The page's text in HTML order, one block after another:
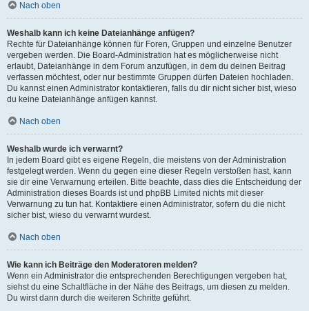
Nach oben
Weshalb kann ich keine Dateianhänge anfügen?
Rechte für Dateianhänge können für Foren, Gruppen und einzelne Benutzer
vergeben werden. Die Board-Administration hat es möglicherweise nicht
erlaubt, Dateianhänge in dem Forum anzufügen, in dem du deinen Beitrag
verfassen möchtest, oder nur bestimmte Gruppen dürfen Dateien hochladen.
Du kannst einen Administrator kontaktieren, falls du dir nicht sicher bist, wieso
du keine Dateianhänge anfügen kannst.
Nach oben
Weshalb wurde ich verwarnt?
In jedem Board gibt es eigene Regeln, die meistens von der Administration
festgelegt werden. Wenn du gegen eine dieser Regeln verstoßen hast, kann
sie dir eine Verwarnung erteilen. Bitte beachte, dass dies die Entscheidung der
Administration dieses Boards ist und phpBB Limited nichts mit dieser
Verwarnung zu tun hat. Kontaktiere einen Administrator, sofern du die nicht
sicher bist, wieso du verwarnt wurdest.
Nach oben
Wie kann ich Beiträge den Moderatoren melden?
Wenn ein Administrator die entsprechenden Berechtigungen vergeben hat,
siehst du eine Schaltfläche in der Nähe des Beitrags, um diesen zu melden.
Du wirst dann durch die weiteren Schritte geführt.